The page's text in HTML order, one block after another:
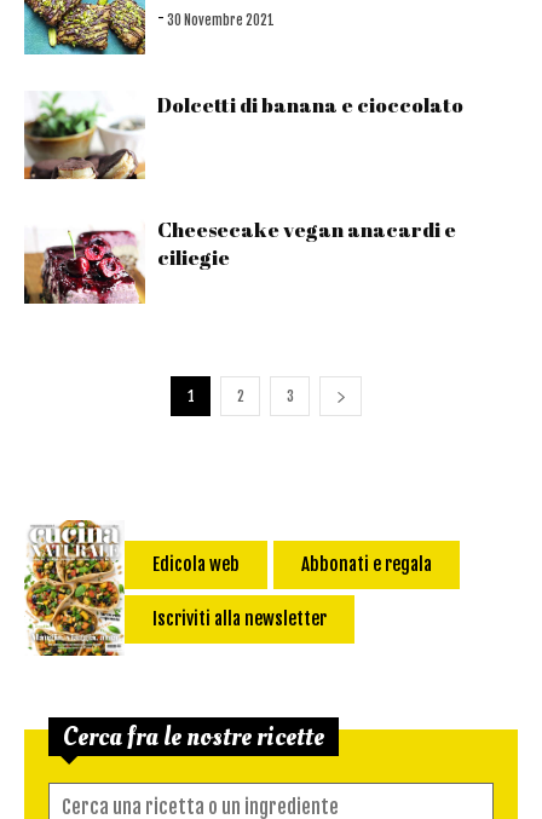
- 30 Novembre 2021
Dolcetti di banana e cioccolato
Cheesecake vegan anacardi e
ciliegie
1 2 3
Edicola web Abbonati e regala
Iscriviti alla newsletter
Cerca fra le nostre ricette